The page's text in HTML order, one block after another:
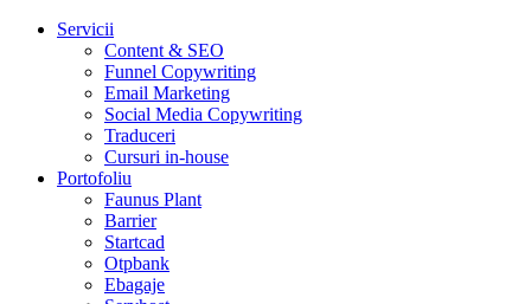
Servicii
Content & SEO
Funnel Copywriting
Email Marketing
Social Media Copywriting
Traduceri
Cursuri in-house
Portofoliu
Faunus Plant
Barrier
Startcad
Otpbank
Ebagaje